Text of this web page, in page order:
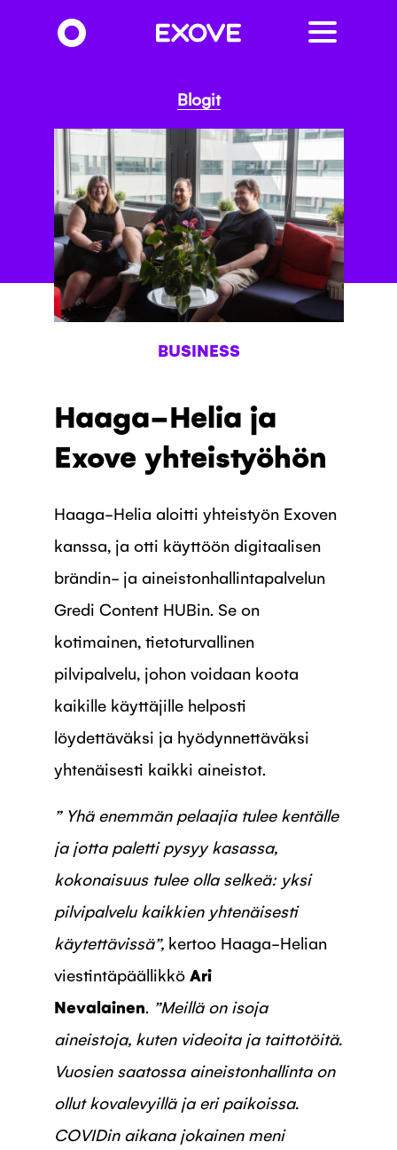
pääsisältöön
Blogit
BUSINESS
Haaga-Helia ja
Exove yhteistyöhön
Haaga-Helia aloitti yhteistyön Exoven
kanssa, ja otti käyttöön digitaalisen
brändin- ja aineistonhallintapalvelun
Gredi Content HUBin. Se on
kotimainen, tietoturvallinen
pilvipalvelu, johon voidaan koota
kaikille käyttäjille helposti
löydettäväksi ja hyödynnettäväksi
yhtenäisesti kaikki aineistot.
” Yhä enemmän pelaajia tulee kentälle
ja jotta paletti pysyy kasassa,
kokonaisuus tulee olla selkeä: yksi
pilvipalvelu kaikkien yhtenäisesti
käytettävissä”,kertoo Haaga-Helian
viestintäpäällikkö Ari
Nevalainen. ”Meillä on isoja
aineistoja, kuten videoita ja taittotöitä.
Vuosien saatossa aineistonhallinta on
ollut kovalevyillä ja eri paikoissa.
COVIDin aikana jokainen meni